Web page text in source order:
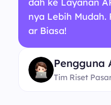
nya Lebih Mudah.
ar Biasa!
Pengguna
Tim Riset